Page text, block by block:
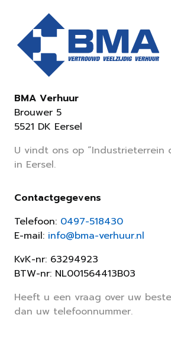
BMA Verhuur
Brouwer 5
5521 DK Eersel
U vindt ons op “Industrieterrein
in Eersel.
Contactgegevens
Telefoon: 0497-518430
E-mail: info@bma-verhuur.nl
KvK-nr: 63294923
BTW-nr: NL001564413B03
Heeft u een vraag over uw
dan uw telefoonnummer.